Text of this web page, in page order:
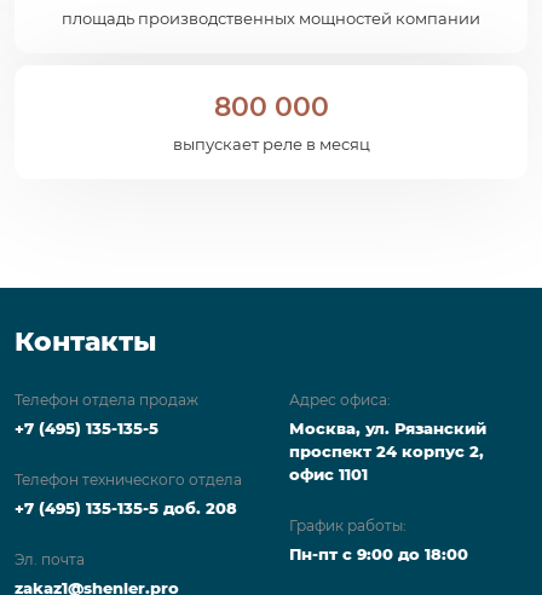
площадь производственных мощностей компании
800 000
выпускает реле в месяц
Контакты
Телефон отдела продаж
+7 (495) 135-135-5
Телефон технического отдела
+7 (495) 135-135-5 доб. 208
Эл. почта
zakaz1@shenler.pro
Адрес офиса:
Москва, ул. Рязанский
проспект 24 корпус 2,
офис 1101
График работы:
Пн-пт с 9:00 до 18:00